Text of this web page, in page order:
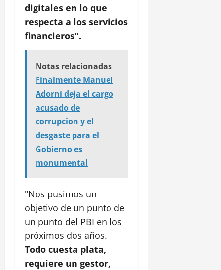
digitales en lo que
respecta a los servicios
financieros".
Notas relacionadas
Finalmente Manuel
Adorni deja el cargo
acusado de
corrupcion y el
desgaste para el
Gobierno es
monumental
"Nos pusimos un
objetivo de un punto de
un punto del PBI en los
próximos dos años.
Todo cuesta plata,
requiere un gestor,